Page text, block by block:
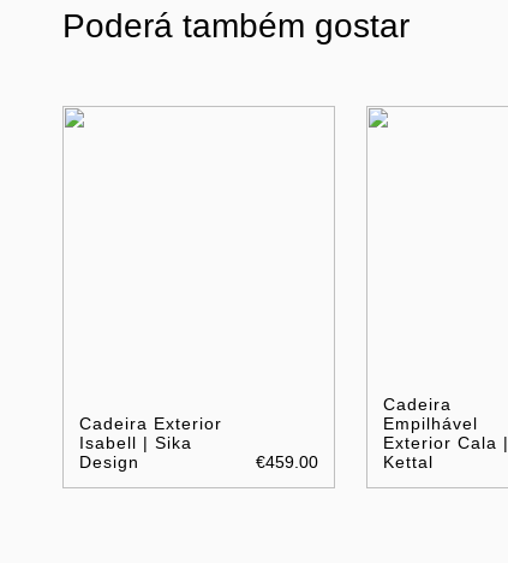
Poderá também gostar
Cadeira Exterior
Isabell | Sika
Design
€459.00
Cadeira
Empilhável
Exterior Cala |
Kettal